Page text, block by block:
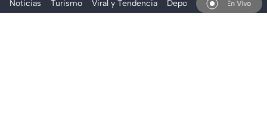
Noticias Turismo Viral y Tendencia Deportes Espectáculos
En Vivo